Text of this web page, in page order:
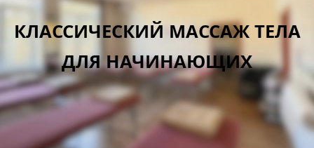
КЛАССИЧЕСКИЙ МАССАЖ ТЕЛА
ДЛЯ НАЧИНАЮЩИХ